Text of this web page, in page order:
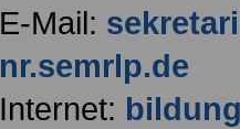
E-Mail:
nr.semrlp.de
Internet: